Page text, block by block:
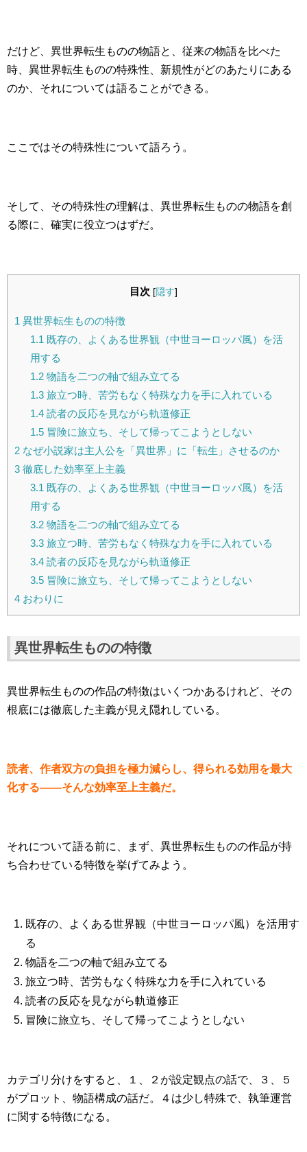
だけど、異世界転生ものの物語と、従来の物語を比べた
時、異世界転生ものの特殊性、新規性がどのあたりにある
のか、それについては語ることができる。
ここではその特殊性について語ろう。
そして、その特殊性の理解は、異世界転生ものの物語を創
る際に、確実に役立つはずだ。
目次 [隠す]
1 異世界転生ものの特徴
1.1 既存の、よくある世界観（中世ヨーロッパ風）を活
用する
1.2物語を二つの軸で組み立てる
1.3旅立つ時、苦労もなく特殊な力を手に入れている
1.4読者の反応を見ながら軌道修正
1.5冒険に旅立ち、そして帰ってこようとしない
2 なぜ小説家は主人公を「異世界」に「転生」させるのか
3 徹底した効率至上主義
3.1 既存の、よくある世界観（中世ヨーロッパ風）を活
用する
3.2物語を二つの軸で組み立てる
3.3旅立つ時、苦労もなく特殊な力を手に入れている
3.4読者の反応を見ながら軌道修正
3.5冒険に旅立ち、そして帰ってこようとしない
4 おわりに
異世界転生ものの特徴
異世界転生ものの作品の特徴はいくつかあるけれど、その
根底には徹底した主義が見え隠れしている。
読者、作者双方の負担を極力減らし、得られる効用を最大
化する――そんな効率至上主義だ。
それについて語る前に、まず、異世界転生ものの作品が持
ち合わせている特徴を挙げてみよう。
既存の、よくある世界観（中世ヨーロッパ風）を活用す
る
物語を二つの軸で組み立てる
旅立つ時、苦労もなく特殊な力を手に入れている
読者の反応を見ながら軌道修正
冒険に旅立ち、そして帰ってこようとしない
カテゴリ分けをすると、１、２が設定観点の話で、３、５
がプロット、物語構成の話だ。４は少し特殊で、執筆運営
に関する特徴になる。